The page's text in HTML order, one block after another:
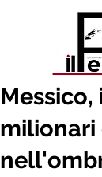
milionari